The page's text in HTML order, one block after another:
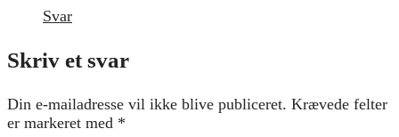
Svar
Skriv et svar
Din e-mailadresse vil ikke blive publiceret. Krævede felter
er markeret med *